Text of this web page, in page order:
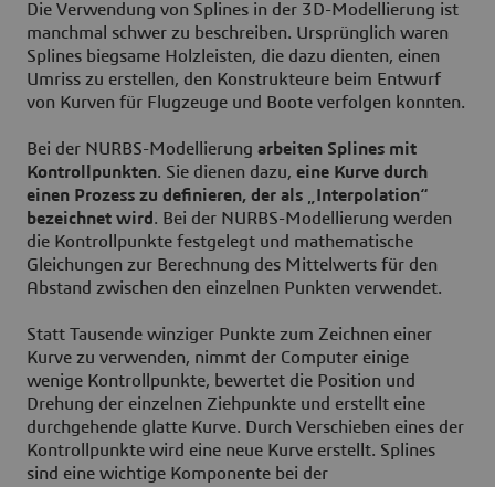
Die Verwendung von Splines in der 3D-Modellierung ist
manchmal schwer zu beschreiben. Ursprünglich waren
Splines biegsame Holzleisten, die dazu dienten, einen
Umriss zu erstellen, den Konstrukteure beim Entwurf
von Kurven für Flugzeuge und Boote verfolgen konnten.
Bei der NURBS-Modellierung arbeiten Splines mit
Kontrollpunkten. Sie dienen dazu, eine Kurve durch
einen Prozess zu definieren, der als „Interpolation“
bezeichnet wird . Bei der NURBS-Modellierung werden
die Kontrollpunkte festgelegt und mathematische
Gleichungen zur Berechnung des Mittelwerts für den
Abstand zwischen den einzelnen Punkten verwendet.
Statt Tausende winziger Punkte zum Zeichnen einer
Kurve zu verwenden, nimmt der Computer einige
wenige Kontrollpunkte, bewertet die Position und
Drehung der einzelnen Ziehpunkte und erstellt eine
durchgehende glatte Kurve. Durch Verschieben eines der
Kontrollpunkte wird eine neue Kurve erstellt. Splines
sind eine wichtige Komponente bei der